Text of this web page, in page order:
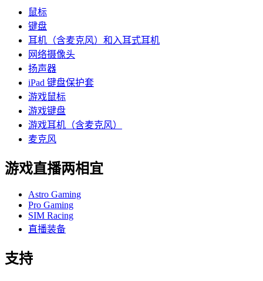
鼠标
键盘
耳机（含麦克风）和入耳式耳机
网络摄像头
扬声器
iPad 键盘保护套
游戏鼠标
游戏键盘
游戏耳机（含麦克风）
麦克风
游戏直播两相宜
Astro Gaming
Pro Gaming
SIM Racing
直播装备
支持